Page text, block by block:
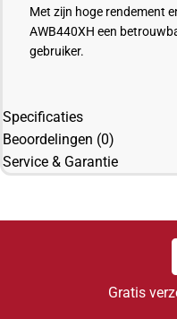
Met zijn hoge rendement
AWB440XH een
gebruiker.
Specificaties
Beoordelingen (0)
Service & Garantie
Gratis